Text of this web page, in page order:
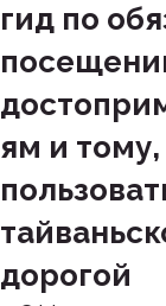
гид по
ям и тому,
дорогой